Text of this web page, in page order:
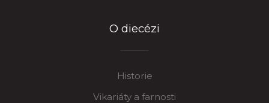
O diecézi
Historie
Vikariáty a farnosti